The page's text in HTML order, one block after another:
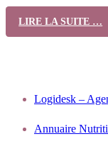
LIRE LA SUITE …
Logidesk –
Annuaire